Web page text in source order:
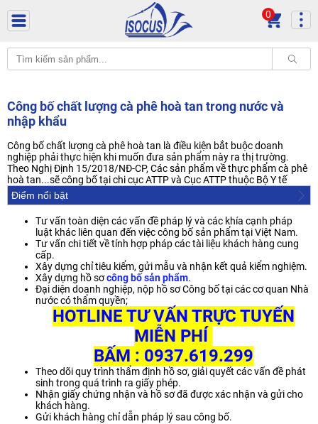
0
Công bố chất lượng cà phê hoà tan trong nước và
nhập khẩu
Công bố chất lượng cà phê hoà tan là điều kiện bắt buộc doanh
nghiệp phải thực hiện khi muốn đưa sản phẩm này ra thị trường.
Theo Nghị Định 15/2018/NĐ-CP, Các sản phẩm về thực phẩm cà phê
hoà tan...sẽ công bố tại chi cục ATTP và Cục ATTP thuộc Bộ Y tế
Điểm nổi bật
Tư vấn toàn diện các vấn đề pháp lý và các khía cạnh pháp
luật khác liên quan đến việc công bố sản phẩm tại Việt Nam.
Tư vấn chi tiết về tính hợp pháp các tài liệu khách hàng cung
cấp.
Xây dựng chỉ tiêu kiểm, gửi mẫu và nhận kết quả kiểm nghiệm.
Xây dựng hồ sơcông bố sản phẩm.
Đại diện doanh nghiệp, nộp hồ sơ Công bố tại các cơ quan Nhà
nước có thẩm quyền;
HOTLINE TƯ VẤN TRỰC TUYẾN
MIỄN PHÍ
BẤM : 0937.619.299
Theo dõi quy trình thẩm định hồ sơ, giải quyết các vấn đề phát
sinh trong quá trình ra giấy phép.
Nhận giấy chứng nhận và hồ sơ đã được xác nhận và gửi cho
khách hàng.
Gửi khách hàng chỉ dẫn pháp lý sau công bố.